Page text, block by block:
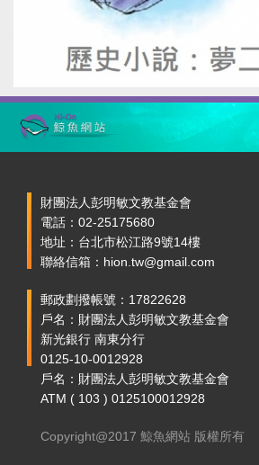
財團法人彭明敏文教基金會
電話：02-25175680
地址：台北市松江路9號14樓
聯絡信箱：hion.tw@gmail.com
郵政劃撥帳號：17822628
戶名：財團法人彭明敏文教基金會
新光銀行 南東分行
0125-10-0012928
戶名：財團法人彭明敏文教基金會
ATM ( 103 ) 0125100012928
Copyright@2017 鯨魚網站 版權所有